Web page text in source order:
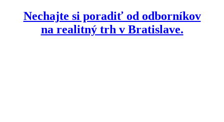
Nechajte si poradiť od odborníkov
na realitný trh v Bratislave.